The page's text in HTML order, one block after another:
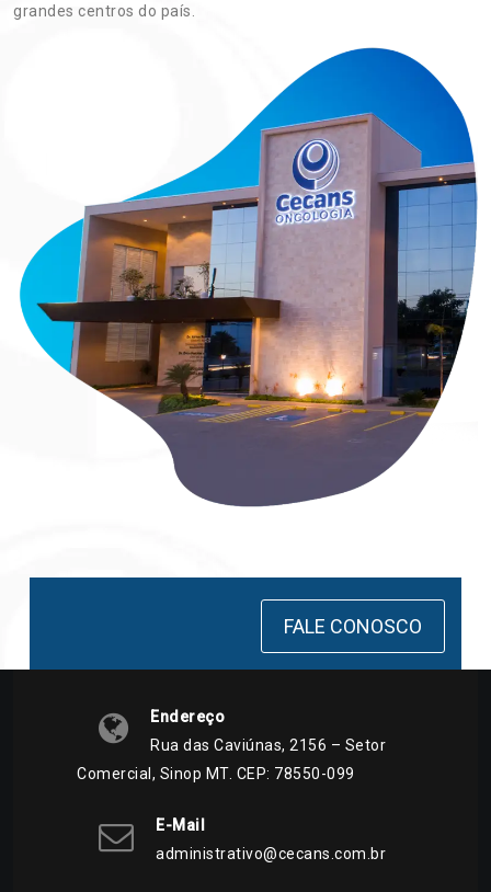
grandes centros do país.
FALE CONOSCO
Endereço
Rua das Caviúnas, 2156 – Setor
Comercial, Sinop MT. CEP: 78550-099
E-Mail
administrativo@cecans.com.br